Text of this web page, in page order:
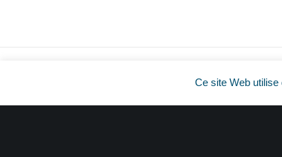
Ce site Web